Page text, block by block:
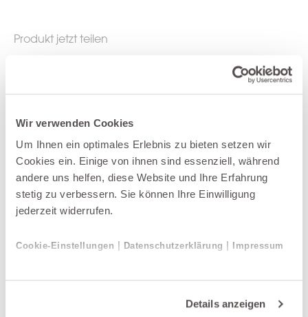
Wir verwenden Cookies
Um Ihnen ein optimales Erlebnis zu bieten setzen wir
Cookies ein. Einige von ihnen sind essenziell, während
andere uns helfen, diese Website und Ihre Erfahrung
stetig zu verbessern. Sie können Ihre Einwilligung
jederzeit widerrufen.
Cookie-Einstellungen | Datenschutzerklärung | Impressum
Details anzeigen
Produkt jetzt teilen
Weitere Produkte der Kategorie Schränke
und Kommoden